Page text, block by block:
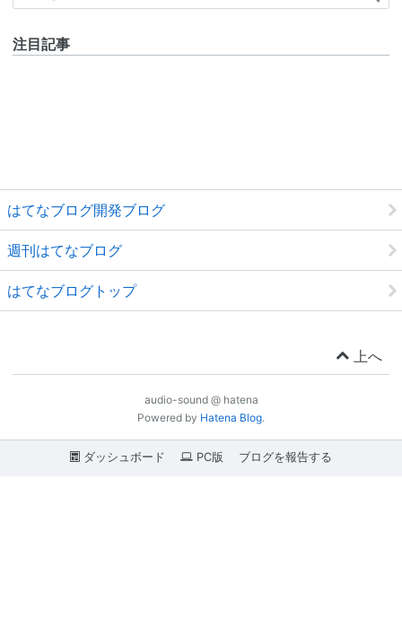
注目記事
はてなブログ開発ブログ
週刊はてなブログ
はてなブログトップ
上へ
audio-sound @ hatena
Powered by Hatena Blog.
ダッシュボード PC版 ブログを報告する